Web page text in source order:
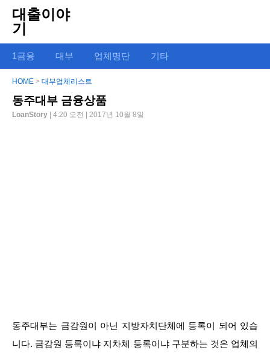
대출이야
기
1금융 대부 업체명단 기타
HOME > 대부업체리스트
동주대부 금융상품
LoanStory | 4:20 오전 | 2017년 10월 8일
동주대부는 금감원이 아닌 지방자치단체에 등록이 되어 있습
니다. 금감원 등록이냐 지차체 등록이냐 구분하는 것은 업체의